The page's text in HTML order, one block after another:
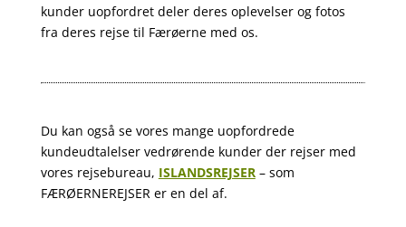
kunder uopfordret deler deres oplevelser og fotos
fra deres rejse til Færøerne med os.
Du kan også se vores mange uopfordrede
kundeudtalelser vedrørende kunder der rejser med
vores rejsebureau, ISLANDSREJSER– som
FÆRØERNEREJSER er en del af.